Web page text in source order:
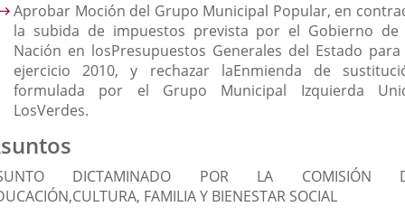
Aprobar Moción del Grupo Municipal Popular, en
la subida de impuestos prevista por el Gobierno de
Nación en losPresupuestos Generales del Estado
ejercicio 2010, y rechazar laEnmienda de
formulada por el Grupo Municipal Izquierda
LosVerdes.
DICTAMINADO POR LA COMISIÓN
FAMILIA Y BIENESTAR SOCIAL